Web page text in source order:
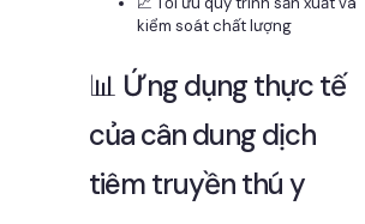
kiểm soát chất lượng
📊 Ứng dụng thực tế
của cân dung dịch
tiêm truyền thú y